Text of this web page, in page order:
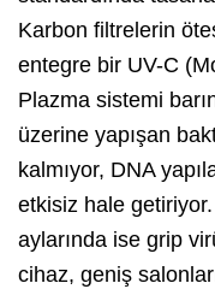
Karbon filtrelerin
entegre bir UV-C
Plazma sistemi
üzerine yapışan
kalmıyor, DNA
etkisiz hale
aylarında ise grip
cihaz, geniş